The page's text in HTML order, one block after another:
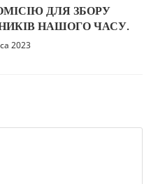
ДЛЯ ЗБОРУ
НАШОГО ЧАСУ.
2023